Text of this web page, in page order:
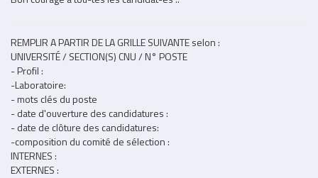
REMPLIR A PARTIR DE LA GRILLE SUIVANTE selon :
UNIVERSITÉ / SECTION(S) CNU / N° POSTE
- Profil :
-Laboratoire:
- mots clés du poste
- date d'ouverture des candidatures :
- date de clôture des candidatures:
-composition du comité de sélection :
INTERNES :
EXTERNES :